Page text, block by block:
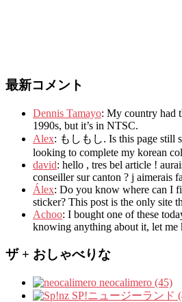
最新コメント
Dennis Tamayo: My country had
1990s, but it’s in NTSC.
Alex: もしもし. Is this page still
looking to complete my korean
david: hello , tres bel article !
conseiller sur canton ? j aimerais
Álex: Do you know where can I
sticker? This post is the only site
Achoo: I bought one of these
knowing anything about it, let me
ザ + おしゃべりな
neocalimero (45)
SP!ニュージーランド